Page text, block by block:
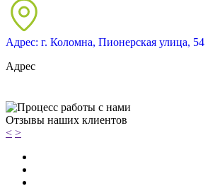
Адрес: г. Коломна, Пионерская улица, 54
Адрес
Отзывы наших клиентов
< >